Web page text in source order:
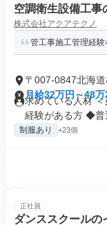
空調衛生設備工事
株式会社アクアテクノ
管工事施工管理経
〒007-0847北海
月給32万円～48
求めている人材
経験がある方 ◆普
制服あり +23個
正社員
ダンススクールの